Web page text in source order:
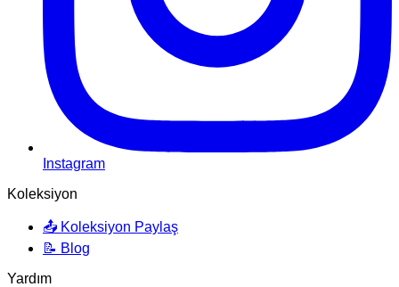
Instagram
Koleksiyon
📤 Koleksiyon Paylaş
📝 Blog
Yardım